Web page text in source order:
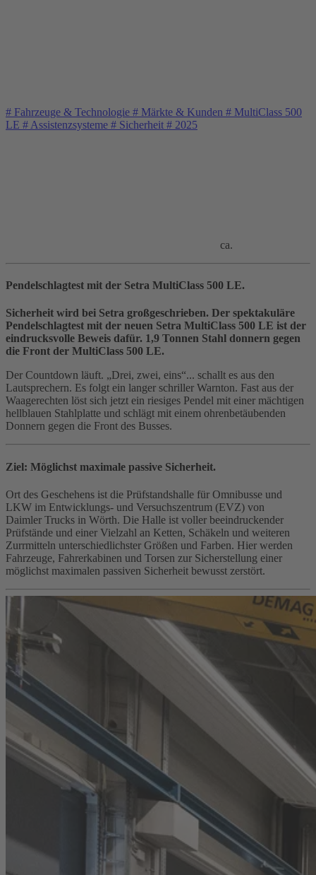
# Fahrzeuge & Technologie # Märkte & Kunden # MultiClass 500
LE # Assistenzsysteme # Sicherheit # 2025
ca.
Pendelschlagtest mit der Setra MultiClass 500 LE.
Sicherheit wird bei Setra großgeschrieben. Der spektakuläre
Pendelschlagtest mit der neuen Setra MultiClass 500 LE ist der
eindrucksvolle Beweis dafür. 1,9 Tonnen Stahl donnern gegen
die Front der MultiClass 500 LE.
Der Countdown läuft. „Drei, zwei, eins“... schallt es aus den
Lautsprechern. Es folgt ein langer schriller Warnton. Fast aus der
Waagerechten löst sich jetzt ein riesiges Pendel mit einer mächtigen
hellblauen Stahlplatte und schlägt mit einem ohrenbetäubenden
Donnern gegen die Front des Busses.
Ziel: Möglichst maximale passive Sicherheit.
Ort des Geschehens ist die Prüfstandshalle für Omnibusse und
LKW im Entwicklungs- und Versuchszentrum (EVZ) von
Daimler Trucks in Wörth. Die Halle ist voller beeindruckender
Prüfstände und einer Vielzahl an Ketten, Schäkeln und weiteren
Zurrmitteln unterschiedlichster Größen und Farben. Hier werden
Fahrzeuge, Fahrerkabinen und Torsen zur Sicherstellung einer
möglichst maximalen passiven Sicherheit bewusst zerstört.